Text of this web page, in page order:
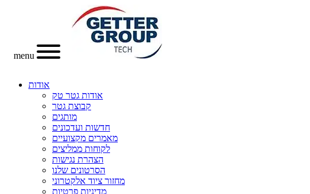
menu
אודות
אודות גטר טק
קבוצת גטר
מותגים
חדשות ועדכונים
מאמרים מקצועיים
לקוחות ממליצים
הצהרת נגישות
הסרטונים שלנו
מחזור ציוד אלקטרוני
מדיניות פרטיות